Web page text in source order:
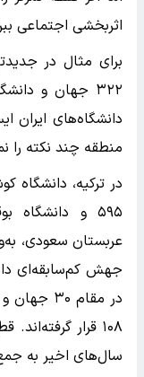
اثربخشی اجتماعی
دانشگاه‌های ایران
منطقه چند نکته را
عربستان سعودی،
جهش کم‌سابقه‌ای
در مقام
۱۰۸ قرار
سال‌های اخیر به جمع ۵۰۰ دانشگاه برتر جهان راه